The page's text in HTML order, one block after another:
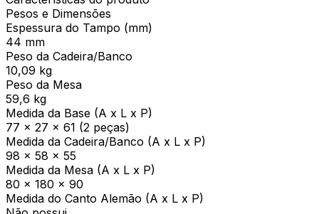
Pesos e Dimensões
Espessura do Tampo (mm)
44 mm
Peso da Cadeira/Banco
10,09 kg
Peso da Mesa
59,6 kg
Medida da Base (A x L x P)
77 x 27 x 61 (2 peças)
Medida da Cadeira/Banco (A x L x P)
98 x 58 x 55
Medida da Mesa (A x L x P)
80 x 180 x 90
Medida do Canto Alemão (A x L x P)